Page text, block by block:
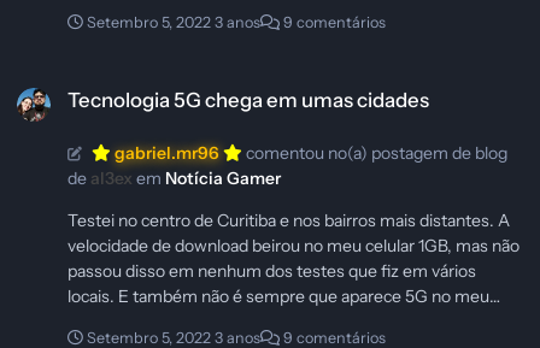
Era lento, se comparado a agora, mas pra época era bom.
como sim, e muito! EXPONENCIALMENTE, eu diria.
Setembro 5, 2022 3 anos 9 comentários
Tecnologia 5G chega em umas cidades
gabriel.mr96
comentou no(a) postagem de blog
de al3ex em Notícia Gamer
Testei no centro de Curitiba e nos bairros mais distantes. A
velocidade de download beirou no meu celular 1GB, mas não
passou disso em nenhum dos testes que fiz em vários
locais. E também não é sempre que aparece 5G no meu
Setembro 5, 2022 3 anos 9 comentários